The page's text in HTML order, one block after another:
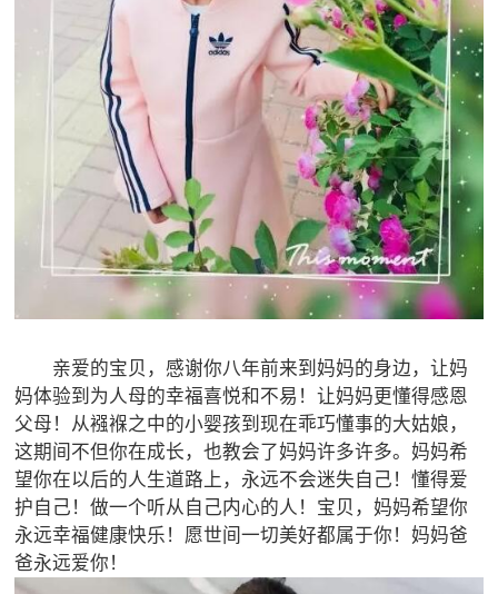
亲爱的宝贝，感谢你八年前来到妈妈的身边，让妈
妈体验到为人母的幸福喜悦和不易！让妈妈更懂得感恩
父母！从襁褓之中的小婴孩到现在乖巧懂事的大姑娘，
这期间不但你在成长，也教会了妈妈许多许多。妈妈希
望你在以后的人生道路上，永远不会迷失自己！懂得爱
护自己！做一个听从自己内心的人！宝贝，妈妈希望你
永远幸福健康快乐！愿世间一切美好都属于你！妈妈爸
爸永远爱你！